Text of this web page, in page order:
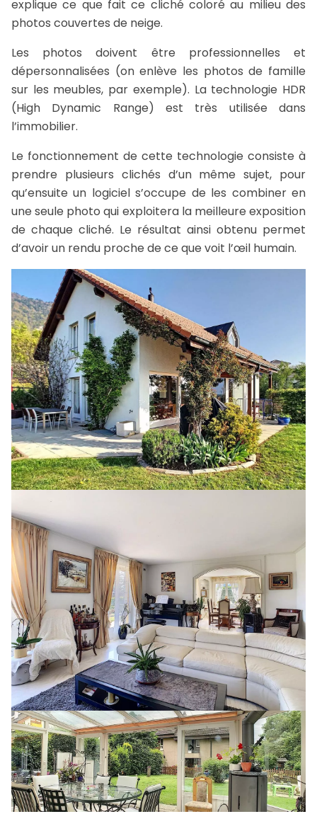
explique ce que fait ce cliché coloré au milieu des
photos couvertes de neige.
Les photos doivent être professionnelles et
dépersonnalisées (on enlève les photos de famille
sur les meubles, par exemple). La technologie HDR
(High Dynamic Range) est très utilisée dans
l’immobilier.
Le fonctionnement de cette technologie consiste à
prendre plusieurs clichés d’un même sujet, pour
qu’ensuite un logiciel s’occupe de les combiner en
une seule photo qui exploitera la meilleure exposition
de chaque cliché. Le résultat ainsi obtenu permet
d’avoir un rendu proche de ce que voit l’œil humain.